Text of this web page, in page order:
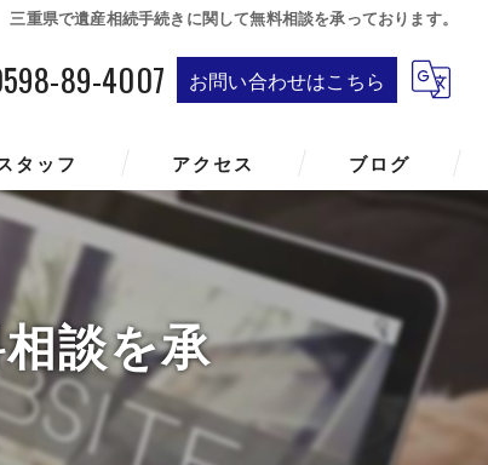
三重県で遺産相続手続きに関して無料相談を承っております。
89-4007 お問い合わせはこちら
タッフ アクセス ブログ
談を承